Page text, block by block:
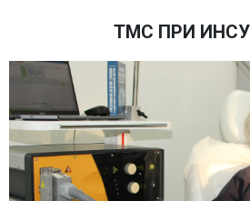
ТМС ПРИ